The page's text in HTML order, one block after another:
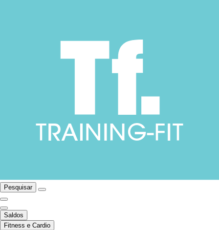
Pesquisar
Saldos
Fitness e Cardio